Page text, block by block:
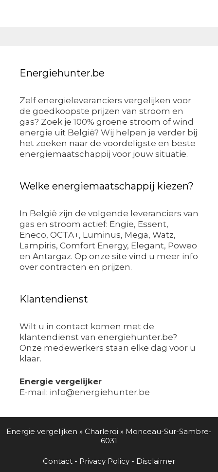
Energiehunter.be
Zelf energieleveranciers vergelijken voor
de goedkoopste prijzen van stroom en
gas? Zoek je 100% groene stroom of wind
energie uit België? Wij helpen je verder bij
het zoeken naar de voordeligste en beste
energiemaatschappij voor jouw situatie.
Welke energiemaatschappij kiezen?
In België zijn de volgende leveranciers van
gas en stroom actief: Engie, Essent,
Eneco, OCTA+, Luminus, Mega, Watz,
Lampiris, Comfort Energy, Elegant, Poweo
en Antargaz. Op onze site vind u meer info
over contracten en prijzen.
Klantendienst
Wilt u in contact komen met de
klantendienst van energiehunter.be?
Onze medewerkers staan elke dag voor u
klaar.
Energie vergelijker
E-mail: info@energiehunter.be
Energie vergelijken » Charleroi » Monceau-Sur-Sambre-
6031
Contact - Privacy Policy - Disclaimer